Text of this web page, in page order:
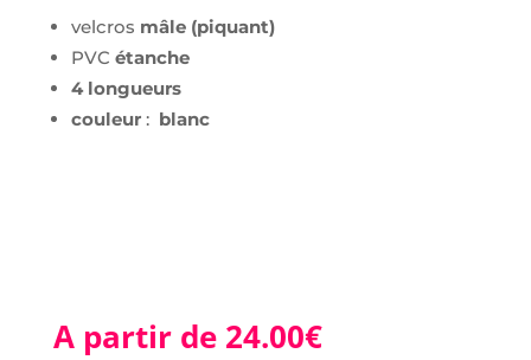
velcros mâle (piquant)
PVC étanche
4 longueurs
couleur: blanc
A partir de 24.00€